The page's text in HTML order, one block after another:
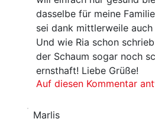
dasselbe für meine
sei dank mittlerweile
Und wie Ria schon
der Schaum sogar noch
ernsthaft! Liebe Grüße!
Auf diesen Kommentar
Marlis